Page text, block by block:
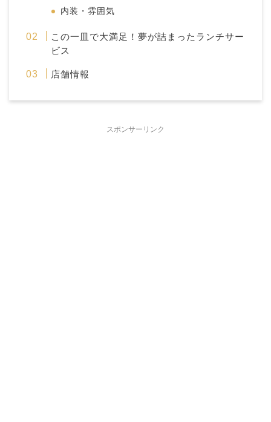
内装・雰囲気
この一皿で大満足！夢が詰まったランチサー
ビス
店舗情報
スポンサーリンク